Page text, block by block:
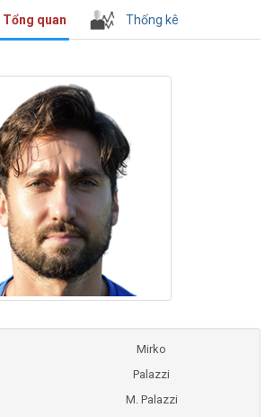
Tổng quan Thống kê
Mirko
Palazzi
M. Palazzi